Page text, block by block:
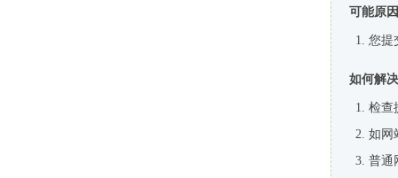
可能原
您提
如何解
检查
如网
普通